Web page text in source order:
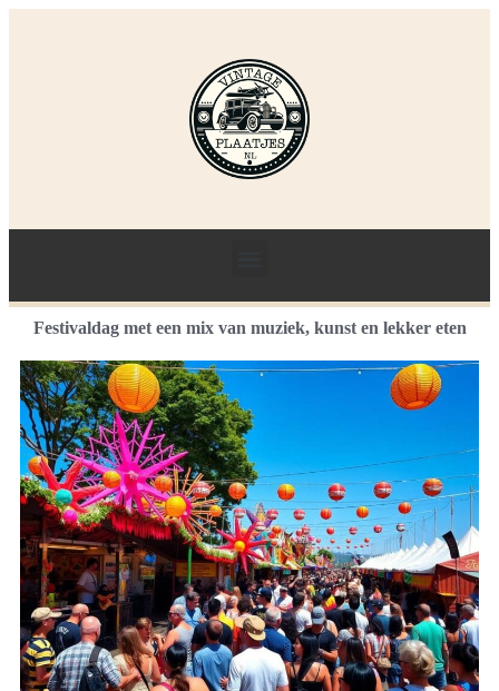
Festivaldag met een mix van muziek, kunst en lekker eten